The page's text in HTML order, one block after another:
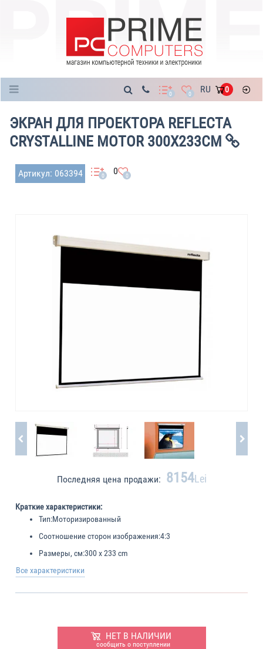
0 0 RU 0
ЭКРАН ДЛЯ ПРОЕКТОРА REFLECTA
CRYSTALLINE MOTOR 300X233CM
Артикул: 063394 0 0 0
Последняя цена продажи: 8154Lei
Краткие характеристики:
Тип:Моторизированный
Соотношение сторон изображения:4:3
Размеры, см:300 х 233 cm
Все характеристики
НЕТ В НАЛИЧИИ
сообщить о поступлении